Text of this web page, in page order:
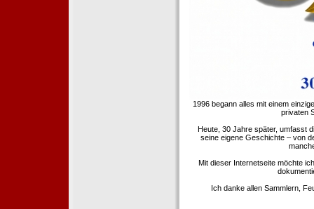
1996 begann alles mit einem
privaten
Heute, 30 Jahre später, umfasst
seine eigene Geschichte – von
Mit dieser Internetseite möchte
Ich danke allen Sammlern,